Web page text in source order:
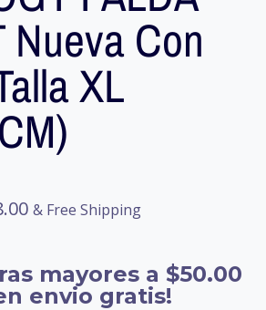
Nueva Con
XL
& Free Shipping
mayores a $50.00
envio gratis!